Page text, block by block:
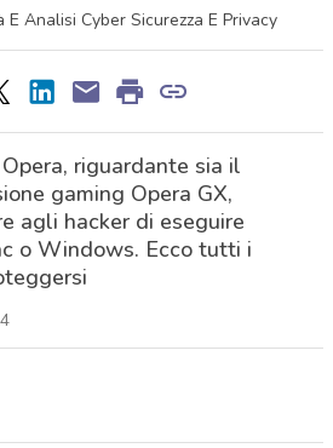
Analisi Cyber Sicurezza E Privacy
riguardante sia il
gaming Opera GX,
agli hacker di eseguire
o Windows. Ecco tutti i